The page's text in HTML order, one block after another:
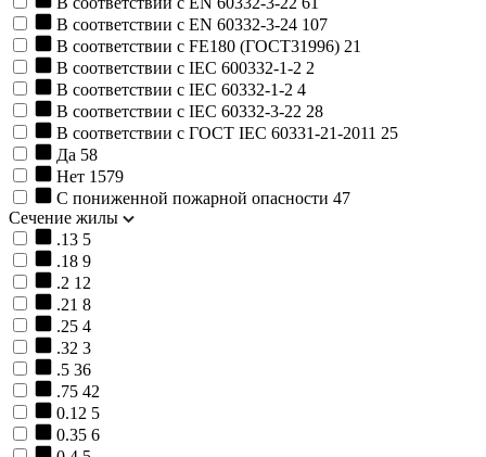
В соответствии с EN 60332-3-24 107
В соответствии с FE180 (ГОСТ31996) 21
В соответствии с IEC 600332-1-2 2
В соответствии с IEC 60332-1-2 4
В соответствии с IEC 60332-3-22 28
В соответствии с ГОСТ IEC 60331-21-2011 25
Да 58
Нет 1579
С пониженной пожарной опасности 47
Сечение жилы
.13 5
.18 9
.2 12
.21 8
.25 4
.32 3
.5 36
.75 42
0.12 5
0.35 6